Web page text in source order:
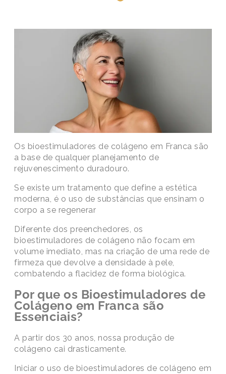
Os bioestimuladores de colágeno em Franca são
a base de qualquer planejamento de
rejuvenescimento duradouro.
Se existe um tratamento que define a estética
moderna, é o uso de substâncias que ensinam o
corpo a se regenerar
Diferente dos preenchedores, os
bioestimuladores de colágeno não focam em
volume imediato, mas na criação de uma rede de
firmeza que devolve a densidade à pele,
combatendo a flacidez de forma biológica.
Por que os Bioestimuladores de
Colágeno em Franca são
Essenciais?
A partir dos 30 anos, nossa produção de
colágeno cai drasticamente.
Iniciar o uso de bioestimuladores de colágeno em